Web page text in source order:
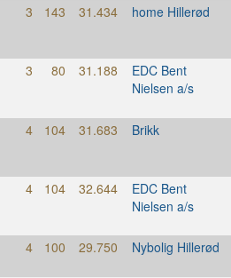
3 143 31.434 home Hillerød
3 80 31.188 EDC Bent
Nielsen a/s
4 104 31.683 Brikk
4 104 32.644 EDC Bent
Nielsen a/s
4 100 29.750 Nybolig Hillerød